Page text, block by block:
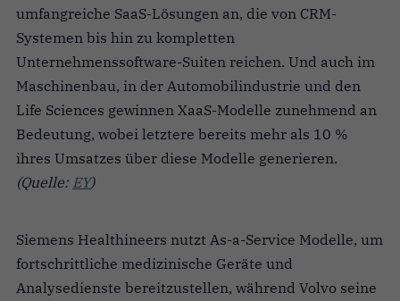
umfangreiche SaaS-Lösungen an, die von CRM-
Systemen bis hin zu kompletten
Unternehmenssoftware-Suiten reichen. Und auch im
Maschinenbau, in der Automobilindustrie und den
Life Sciences gewinnen XaaS-Modelle zunehmend an
Bedeutung, wobei letztere bereits mehr als 10 %
ihres Umsatzes über diese Modelle generieren.
(Quelle: EY)
Siemens Healthineers nutzt As-a-Service Modelle, um
fortschrittliche medizinische Geräte und
Analysedienste bereitzustellen, während Volvo seine